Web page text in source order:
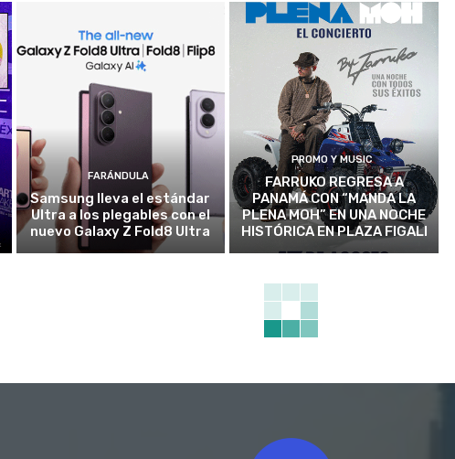
FARÁNDULA
Samsung lleva el estándar
Ultra a los plegables con el
nuevo Galaxy Z Fold8 Ultra
PROMO Y MUSIC
FARRUKO REGRESA A
PANAMÁ CON “MANDA LA
PLENA MOH” EN UNA NOCHE
HISTÓRICA EN PLAZA FIGALI